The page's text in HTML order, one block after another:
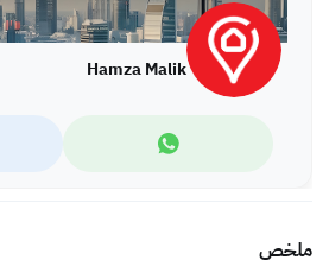
Hamza Malik
ملخص